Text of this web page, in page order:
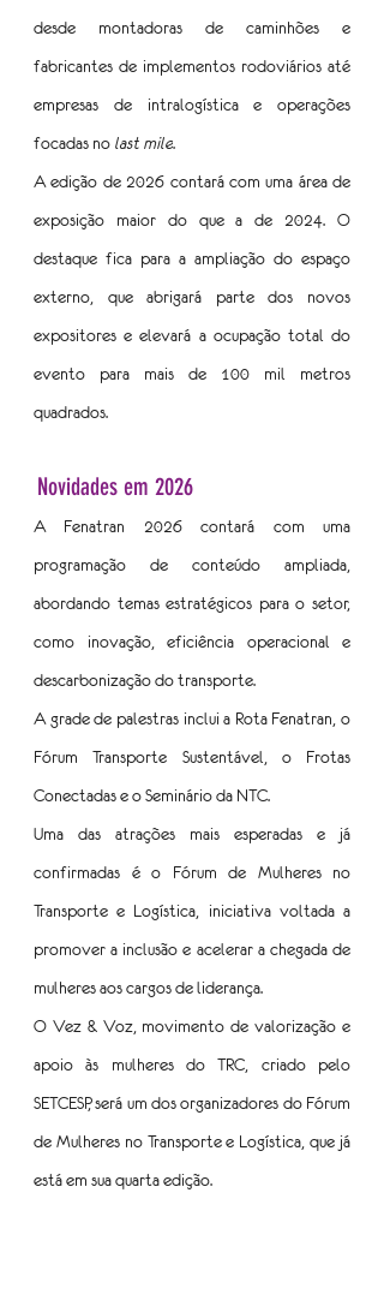
desde montadoras de caminhões e
fabricantes de implementos rodoviários até
empresas de intralogística e operações
focadas no last mile.
A edição de 2026 contará com uma área de
exposição maior do que a de 2024. O
destaque fica para a ampliação do espaço
externo, que abrigará parte dos novos
expositores e elevará a ocupação total do
evento para mais de 100 mil metros
quadrados.
Novidades em 2026
A Fenatran 2026 contará com uma
programação de conteúdo ampliada,
abordando temas estratégicos para o setor,
como inovação, eficiência operacional e
descarbonização do transporte.
A grade de palestras inclui a Rota Fenatran, o
Fórum Transporte Sustentável, o Frotas
Conectadas e o Seminário da NTC.
Uma das atrações mais esperadas e já
confirmadas é o Fórum de Mulheres no
Transporte e Logística, iniciativa voltada a
promover a inclusão e acelerar a chegada de
mulheres aos cargos de liderança.
O Vez & Voz, movimento de valorização e
apoio às mulheres do TRC, criado pelo
SETCESP, será um dos organizadores do Fórum
de Mulheres no Transporte e Logística, que já
está em sua quarta edição.